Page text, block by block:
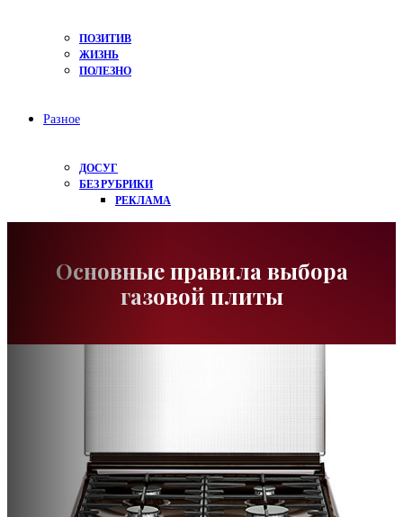
ПОЗИТИВ
ЖИЗНЬ
ПОЛЕЗНО
Разное
ДОСУГ
БЕЗ РУБРИКИ
РЕКЛАМА
Основные правила выбора
газовой плиты